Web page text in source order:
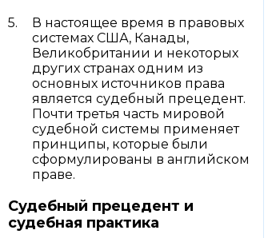
В настоящее время в правовых
системах США, Канады,
Великобритании и некоторых
других странах одним из
основных источников права
является судебный прецедент.
Почти третья часть мировой
судебной системы применяет
принципы, которые были
сформулированы в английском
праве.
Судебный прецедент и
судебная практика